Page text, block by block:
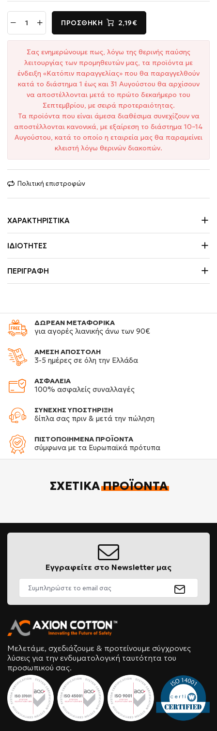
ΠΡΟΣΘΉΚΗ 2,19€
Σας ενημερώνουμε πως, λόγω της θερινής παύσης
λειτουργίας των προμηθευτών μας, τα προϊόντα με
ένδειξη «Κατόπιν παραγγελίας» που θα παραγγελθούν
κατά το διάστημα 1 έως και 31 Αυγούστου θα αρχίσουν
να αποστέλλονται μετά το πρώτο δεκαήμερο του
Σεπτεμβρίου, με σειρά προτεραιότητας.
Τα προϊόντα που είναι άμεσα διαθέσιμα συνεχίζουν να
αποστέλλονται κανονικά, με εξαίρεση το διάστημα 10–14
Αυγούστου, κατά το οποίο η εταιρεία μας θα παραμείνει
κλειστή λόγω θερινών διακοπών.
Πολιτική επιστροφών
ΧΑΡΑΚΤΗΡΙΣΤΙΚΆ
ΙΔΙΌΤΗΤΕΣ
ΠΕΡΙΓΡΑΦΉ
ΔΩΡΕΑΝ ΜΕΤΑΦΟΡΙΚΑ
για αγορές λιανικής άνω των 90€
ΑΜΕΣΗ ΑΠΟΣΤΟΛΗ
3-5 ημέρες σε όλη την Ελλάδα
ΑΣΦΑΛΕΙΑ
100% ασφαλείς συναλλαγές
ΣΥΝΕΧΗΣ ΥΠΟΣΤΗΡΙΞΗ
δίπλα σας πριν & μετά την πώληση
ΠΙΣΤΟΠΟΙΗΜΕΝΑ ΠΡΟΪΟΝΤΑ
σύμφωνα με τα Ευρωπαϊκά πρότυπα
ΣΧΕΤΙΚΆΠΡΟΪΌΝΤΑ
Εγγραφείτε στο Newsletter μας
Μελετάμε, σχεδιάζουμε & προτείνουμε σύγχρονες
λύσεις για την ενδυματολογική ταυτότητα του
προσωπικού σας.